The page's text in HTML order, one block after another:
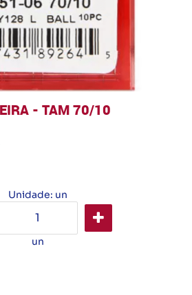
- TAM 70/10
Unidade: un
un